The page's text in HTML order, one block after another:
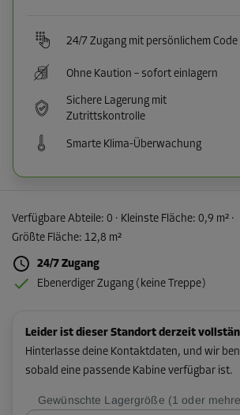
24/7 Zugang mit persönlichem Code
Ohne Kaution – sofort einlagern
Sichere Lagerung mit
Zutrittskontrolle
Smarte Klima-Überwachung
Verfügbare Abteile: 0 · Kleinste Fläche: 0,9 m² ·
Größte Fläche: 12,8 m²
24/7 Zugang
Ebenerdiger Zugang (keine Treppe)
Leider ist dieser Standort derzeit
Hinterlasse deine Kontaktdaten, und wir
sobald eine passende Kabine verfügbar ist.
Gewünschte Lagergröße (1 oder